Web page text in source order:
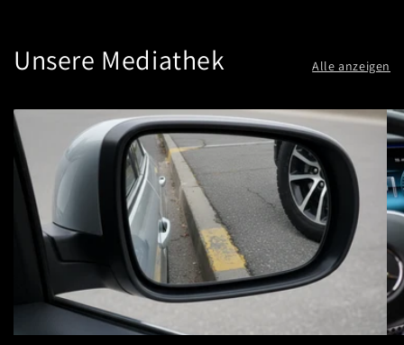
Unsere Mediathek Alle anzeigen